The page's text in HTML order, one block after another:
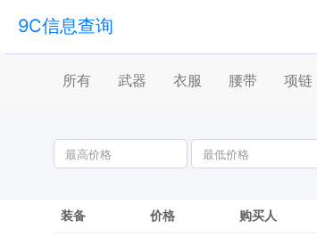
9C信息查询
所有 武器 衣服 腰带 项链
装备 价格 购买人